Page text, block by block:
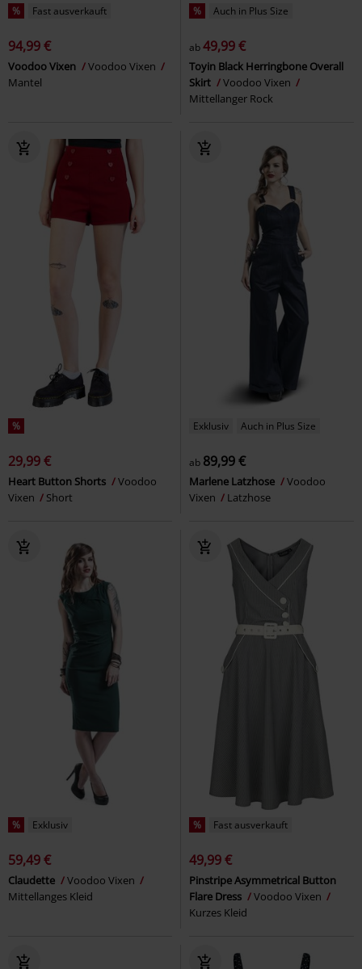
% Fast ausverkauft
94,99 €
Voodoo Vixen
Voodoo Vixen
Mantel
% Auch in Plus Size
ab49,99 €
Toyin Black Herringbone Overall
Skirt
Voodoo Vixen
Mittellanger Rock
%
29,99 €
Heart Button Shorts
Voodoo
Vixen
Short
Exklusiv Auch in Plus Size
ab 89,99 €
Marlene Latzhose
Voodoo
Vixen
Latzhose
% Exklusiv
59,49 €
Claudette
Voodoo Vixen
Mittellanges Kleid
% Fast ausverkauft
49,99 €
Pinstripe Asymmetrical Button
Flare Dress
Voodoo Vixen
Kurzes Kleid